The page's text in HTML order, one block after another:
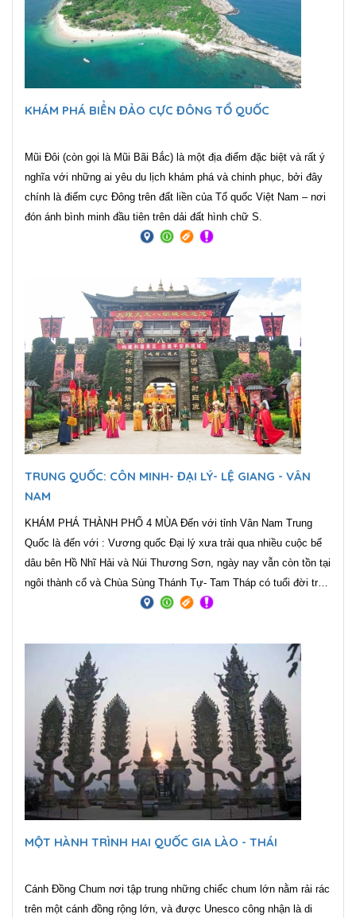
KHÁM PHÁ BIỂN ĐẢO CỰC ĐÔNG TỔ QUỐC
Mũi Đôi (còn gọi là Mũi Bãi Bắc) là một địa điểm đặc biệt và rất ý
nghĩa với những ai yêu du lịch khám phá và chinh phục, bởi đây
chính là điểm cực Đông trên đất liền của Tổ quốc Việt Nam – nơi
đón ánh bình minh đầu tiên trên dải đất hình chữ S.
TRUNG QUỐC: CÔN MINH- ĐẠI LÝ- LỆ GIANG - VÂN
NAM
KHÁM PHÁ THÀNH PHỐ 4 MÙA Đến với tỉnh Vân Nam Trung
Quốc là đến với : Vương quốc Đại lý xưa trải qua nhiều cuộc bể
dâu bên Hồ Nhĩ Hải và Núi Thương Sơn, ngày nay vẫn còn tồn tại
ngôi thành cổ và Chùa Sùng Thánh Tự- Tam Tháp có tuổi đời trên
1100 tuổi. Ngoài ra phim trường Thiên Long Bát Bộ thu hút khách
giới cùng với núi Ngọc Long Tuyết Sơn, Hắc Long Đàm, tu viện
Songzanlin, làng cổ Dulaezong của người Tây Tạng ở Shangrila
đã tạo nên vùng cao nguyên này vừa hùng vĩ, cổ kính, vừa rất đỗi
nên thơ, lãng mạn. Cuối cùng là Rừng đá Thạch Lâm là một di
sản thiên nhiên Thế giới từng được chọn làm bối cảnh cho bộ
phim Tây Du Ký nổi tiếng.
MỘT HÀNH TRÌNH HAI QUỐC GIA LÀO - THÁI
Cánh Đồng Chum nơi tập trung những chiếc chum lớn nằm rải rác
trên một cánh đồng rộng lớn, và được Unesco công nhận là di